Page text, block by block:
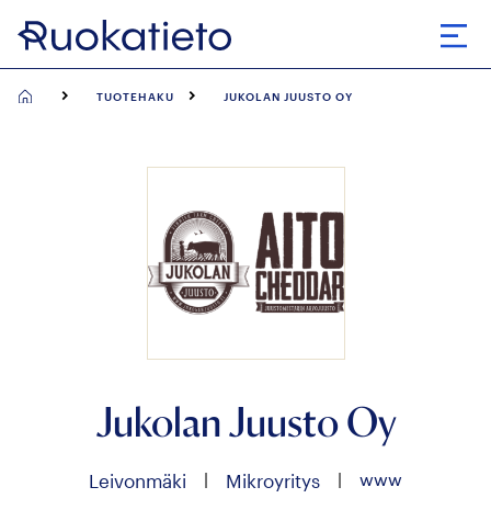
Siirry
suoraan
TUOTEHAKU JUKOLAN JUUSTO OY
Jukolan Juusto Oy
Leivonmäki | Mikroyritys | www